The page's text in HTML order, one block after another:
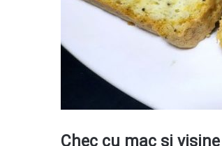
Chec cu mac si